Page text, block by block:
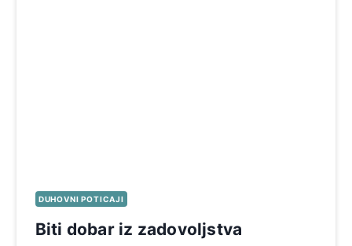
DUHOVNI POTICAJI
Biti dobar iz zadovoljstva